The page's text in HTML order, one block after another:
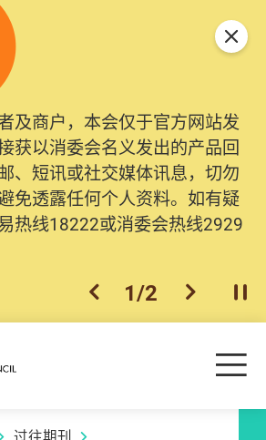
及商户，本会仅于官方网站发
获以消委会名义发出的产品回
、短讯或社交媒体讯息，切勿
免透露任何个人资料。如有疑
热线18222或消委会热线2929
上一个
1/2 下一个开
关闭
目